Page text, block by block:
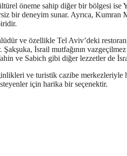
öneme sahip diğer bir bölgesi ise
bir deneyim sunar. Ayrıca, Kumran
ve özellikle Tel Aviv’deki
İsrail mutfağının
ve Sabich gibi diğer lezzetler de
ve turistik cazibe
için harika bir seçenektir.